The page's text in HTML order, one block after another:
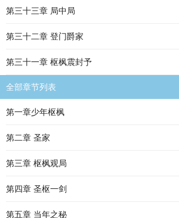
第三十三章 局中局
第三十二章 登门爵家
第三十一章 枢枫震封予
全部章节列表
第一章少年枢枫
第二章 圣家
第三章 枢枫观局
第四章 圣枢一剑
第五章 当年之秘